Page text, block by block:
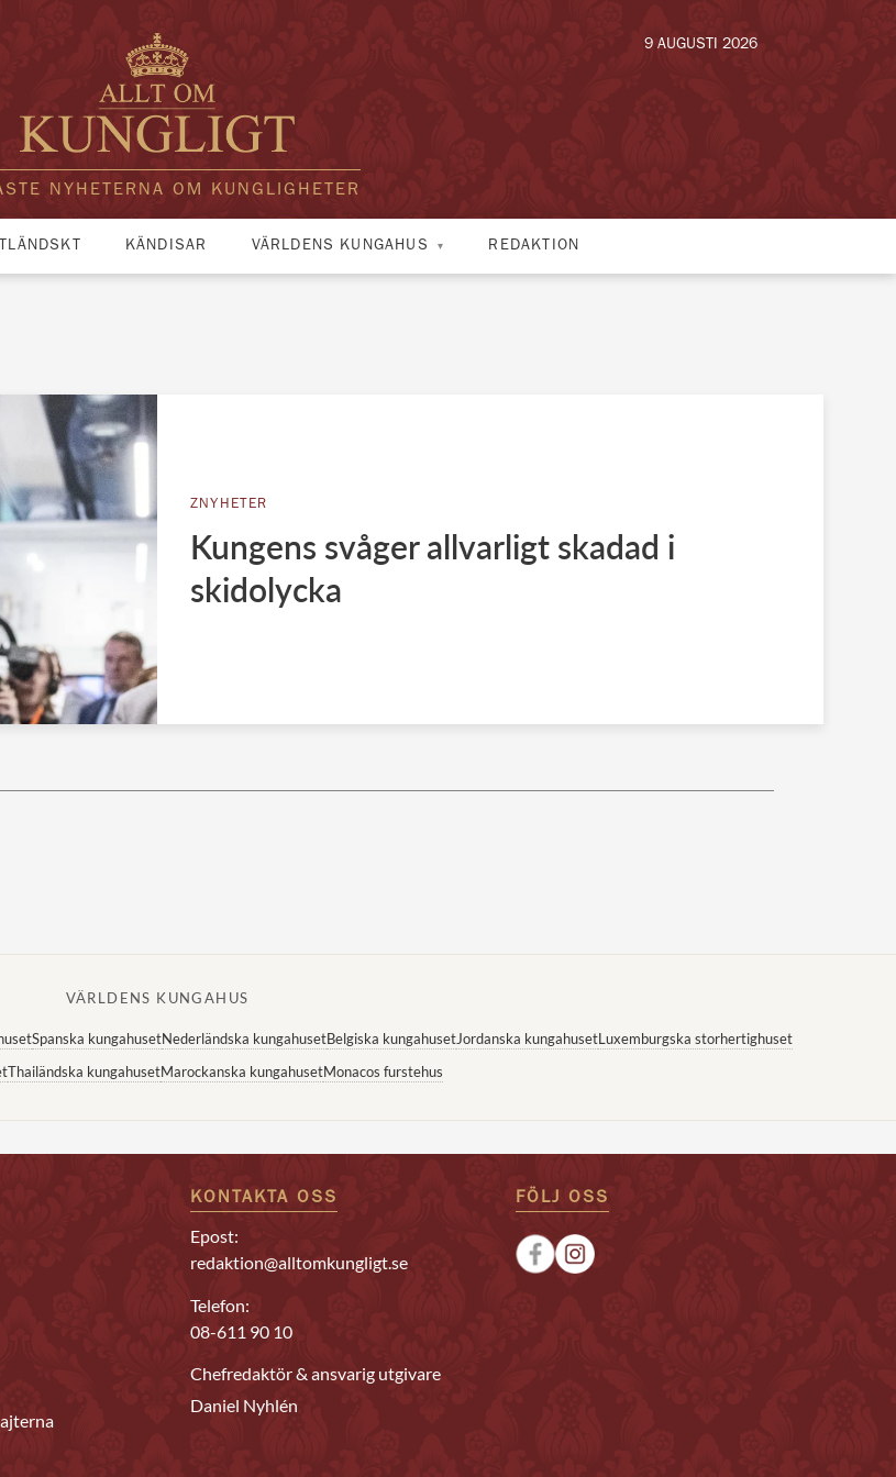
NYHETERNA OM KUNGLIGHETER
9 AUGUSTI 2026
KÄNDISAR VÄRLDENS KUNGAHUS REDAKTION
ZNYHETER
Kungens svåger allvarligt skadad i
skidolycka
VÄRLDENS KUNGAHUS
Spanska kungahusetNederländska kungahusetBelgiska kungahusetJordanska kungahusetLuxemburgska storhertighuset
Thailändska kungahusetMarockanska kungahusetMonacos furstehus
KONTAKTA OSS
Epost:
redaktion@alltomkungligt.se
Telefon:
08-611 90 10
Chefredaktör & ansvarig utgivare
Daniel Nyhlén
FÖLJ OSS